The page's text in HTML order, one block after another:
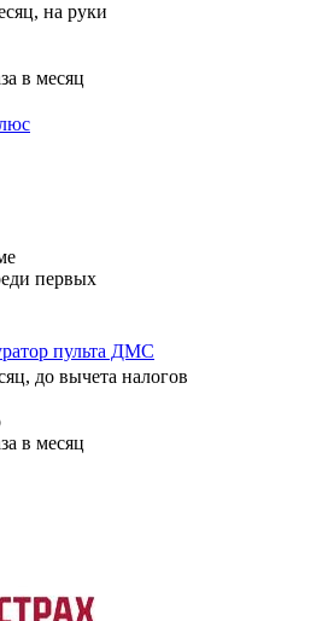
на руки
в месяц
первых
пульта ДМС
до вычета налогов
в месяц